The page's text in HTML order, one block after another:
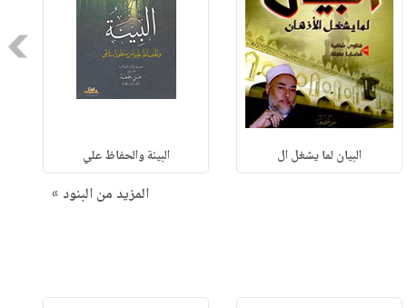
البيان لما يشغل ال البيئة والحفاظ علي
المزيد من البنود »